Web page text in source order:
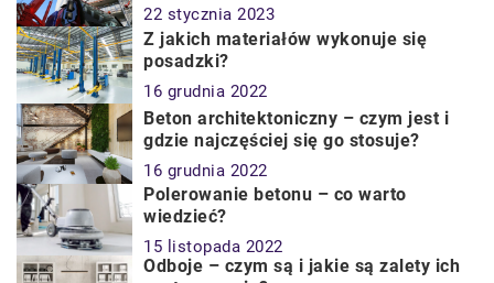
22 stycznia 2023
Z jakich materiałów wykonuje się
posadzki?
16 grudnia 2022
Beton architektoniczny – czym jest i
gdzie najczęściej się go stosuje?
16 grudnia 2022
Polerowanie betonu – co warto
wiedzieć?
15 listopada 2022
Odboje – czym są i jakie są zalety ich